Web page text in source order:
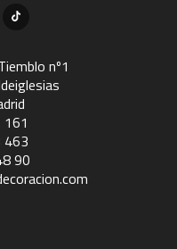
nº1
463
90